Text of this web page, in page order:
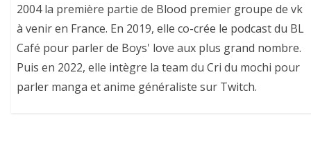
2004 la première partie de Blood premier groupe de vk
à venir en France. En 2019, elle co-crée le podcast du BL
Café pour parler de Boys' love aux plus grand nombre.
Puis en 2022, elle intègre la team du Cri du mochi pour
parler manga et anime généraliste sur Twitch.